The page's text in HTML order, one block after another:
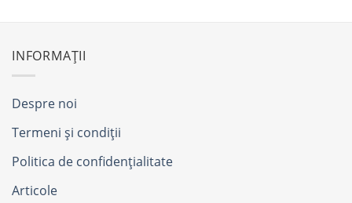
INFORMAȚII
Despre noi
Termeni și condiții
Politica de confidențialitate
Articole